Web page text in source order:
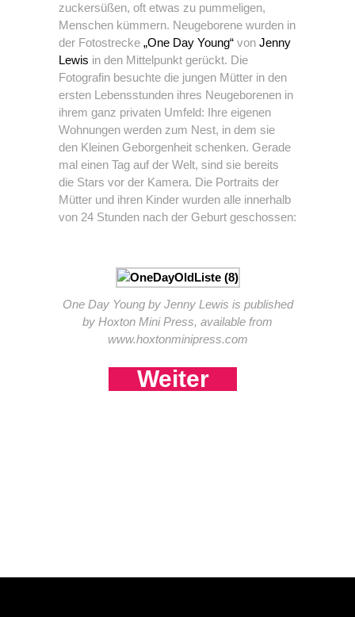
zuckersüßen, oft etwas zu pummeligen,
Menschen kümmern. Neugeborene wurden in
der Fotostrecke „One Day Young“ von Jenny
Lewis in den Mittelpunkt gerückt. Die
Fotografin besuchte die jungen Mütter in den
ersten Lebensstunden ihres Neugeborenen in
ihrem ganz privaten Umfeld: Ihre eigenen
Wohnungen werden zum Nest, in dem sie
den Kleinen Geborgenheit schenken. Gerade
mal einen Tag auf der Welt, sind sie bereits
die Stars vor der Kamera. Die Portraits der
Mütter und ihren Kinder wurden alle innerhalb
von 24 Stunden nach der Geburt geschossen:
One Day Young by Jenny Lewis is published
by Hoxton Mini Press, available from
www.hoxtonminipress.com
Weiter